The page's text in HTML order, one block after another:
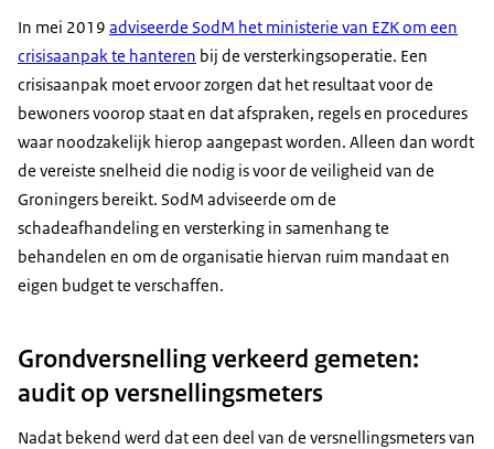
In mei 2019 adviseerde SodM het ministerie van EZK om een
crisisaanpak te hanteren bij de versterkingsoperatie. Een
crisisaanpak moet ervoor zorgen dat het resultaat voor de
bewoners voorop staat en dat afspraken, regels en procedures
waar noodzakelijk hierop aangepast worden. Alleen dan wordt
de vereiste snelheid die nodig is voor de veiligheid van de
Groningers bereikt. SodM adviseerde om de
schadeafhandeling en versterking in samenhang te
behandelen en om de organisatie hiervan ruim mandaat en
eigen budget te verschaffen.
Grondversnelling verkeerd gemeten:
audit op versnellingsmeters
Nadat bekend werd dat een deel van de versnellingsmeters van